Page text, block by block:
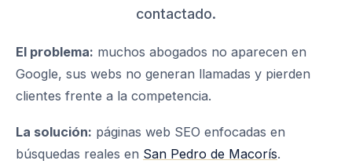
contactado.
El problema: muchos abogados no aparecen en
Google, sus webs no generan llamadas y pierden
clientes frente a la competencia.
La solución: páginas web SEO enfocadas en
búsquedas reales en San Pedro de Macorís.